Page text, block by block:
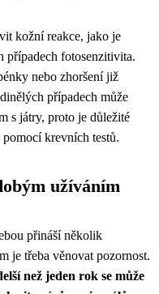
kožní reakce, jako je
případech fotosenzitivita.
nebo zhoršení již
případech může
s játry, proto je důležité
krevních testů.
užíváním
přináší několik
je třeba věnovat pozornost.
než jeden rok se může